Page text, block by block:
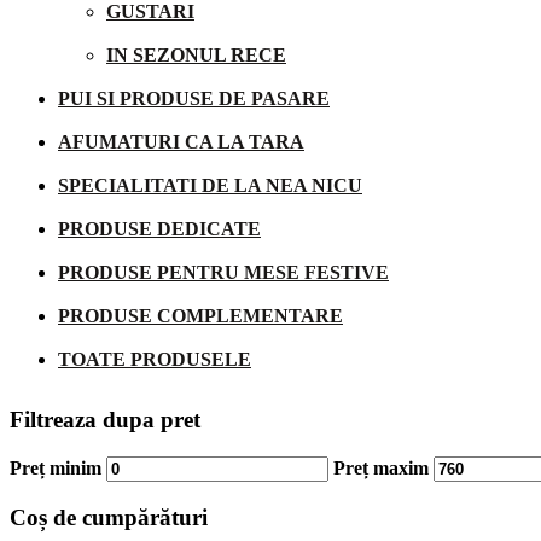
GUSTARI
IN SEZONUL RECE
PUI SI PRODUSE DE PASARE
AFUMATURI CA LA TARA
SPECIALITATI DE LA NEA NICU
PRODUSE DEDICATE
PRODUSE PENTRU MESE FESTIVE
PRODUSE COMPLEMENTARE
TOATE PRODUSELE
Filtreaza dupa pret
Preț minim Preț maxim
Coș de cumpărături